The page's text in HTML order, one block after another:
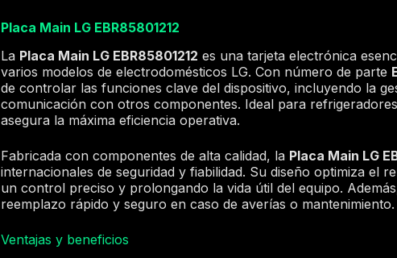
Placa Main LG EBR85801212
La Placa Main LG EBR85801212 es una tarjeta electrónica
varios modelos de electrodomésticos LG. Con número de parte
de controlar las funciones clave del dispositivo, incluyendo la
comunicación con otros componentes. Ideal para
asegura la máxima eficiencia operativa.
Fabricada con componentes de alta calidad, la Placa Main LG
internacionales de seguridad y fiabilidad. Su diseño optimiza el
un control preciso y prolongando la vida útil del equipo.
reemplazo rápido y seguro en caso de averías o mantenimiento.
Ventajas y beneficios